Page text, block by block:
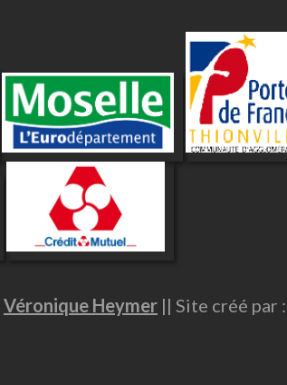
Véronique Heymer || Site créé par :